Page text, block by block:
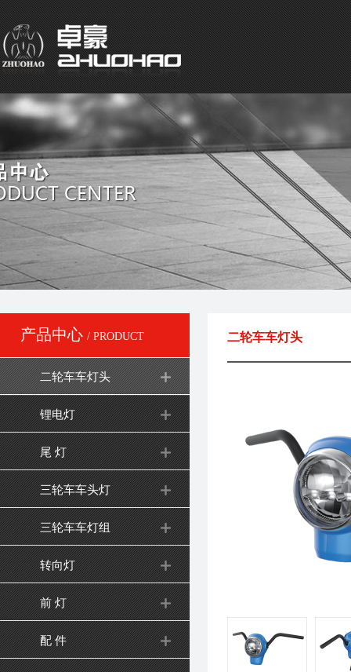
产品中心 / PRODUCT
二轮车车灯头
锂电灯
尾 灯
三轮车车头灯
三轮车车灯组
转向灯
前 灯
配 件
二轮车车灯头